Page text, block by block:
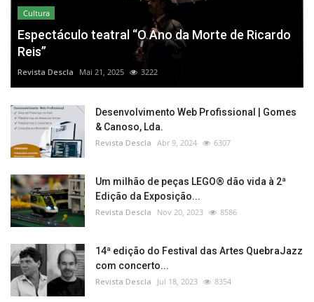
Cultura
Espectáculo teatral “O Ano da Morte de Ricardo
Reis”
Revista Descla Mai 21, 2025 3222
Desenvolvimento Web Profissional | Gomes
& Canoso, Lda.
Revista Descla Abr 9, 2024 6307
Um milhão de peças LEGO® dão vida à 2ª
Edição da Exposição...
Revista Descla Nov 20, 2023 8586
14ª edição do Festival das Artes QuebraJazz
com concerto...
Revista Descla Jul 18, 2023 8354